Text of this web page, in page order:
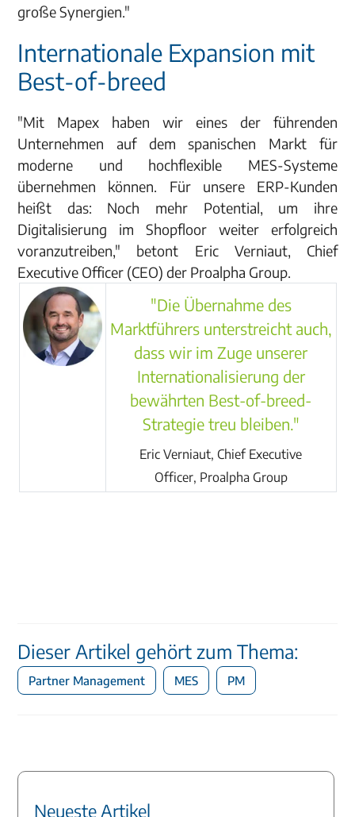
große Synergien."
Internationale Expansion mit
Best-of-breed
"Mit Mapex haben wir eines der führenden
Unternehmen auf dem spanischen Markt für
moderne und hochflexible MES-Systeme
übernehmen können. Für unsere ERP-Kunden
heißt das: Noch mehr Potential, um ihre
Digitalisierung im Shopfloor weiter erfolgreich
voranzutreiben," betont Eric Verniaut, Chief
Executive Officer (CEO) der Proalpha Group.
"Die Übernahme des
Marktführers unterstreicht auch,
dass wir im Zuge unserer
Internationalisierung der
bewährten Best-of-breed-
Strategie treu bleiben."
Eric Verniaut, Chief Executive
Officer, Proalpha Group
Dieser Artikel gehört zum Thema:
Partner Management MES PM
Neueste Artikel